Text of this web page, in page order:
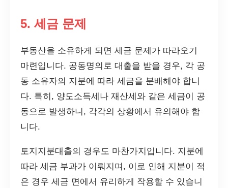
5. 세금 문제
부동산을 소유하게 되면 세금 문제가 따라오기
마련입니다. 공동명의로 대출을 받을 경우, 각 공
동 소유자의 지분에 따라 세금을 분배해야 합니
다. 특히, 양도소득세나 재산세와 같은 세금이 공
동으로 발생하니, 각각의 상황에서 유의해야 합
니다.
토지지분대출의 경우도 마찬가지입니다. 지분에
따라 세금 부과가 이뤄지며, 이로 인해 지분이 적
은 경우 세금 면에서 유리하게 작용할 수 있습니